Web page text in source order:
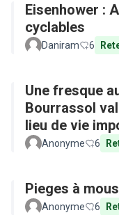
Eisenhower :
cyclables
Daniram 6
Une fresque
Bourrassol
lieu de vie
Anonyme 6
Pieges à
Anonyme 6